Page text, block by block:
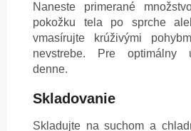
Naneste primerané
pokožku tela po sprche
vmasírujte krúživými
nevstrebe. Pre optimálny
denne.
Skladovanie
Skladujte na suchom a